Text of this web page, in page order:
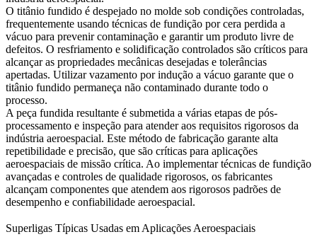
O titânio fundido é despejado no molde sob condições controladas,
frequentemente usando técnicas de fundição por cera perdida a
vácuo para prevenir contaminação e garantir um produto livre de
defeitos. O resfriamento e solidificação controlados são críticos para
alcançar as propriedades mecânicas desejadas e tolerâncias
apertadas. Utilizarvazamento por indução a vácuo garante que o
titânio fundido permaneça não contaminado durante todo o
processo.
A peça fundida resultante é submetida a várias etapas de pós-
processamento e inspeção para atender aos requisitos rigorosos da
indústria aeroespacial. Este método de fabricação garante alta
repetibilidade e precisão, que são críticas para aplicações
aeroespaciais de missão crítica. Ao implementartécnicas de fundição
avançadas e controles de qualidade rigorosos, os fabricantes
alcançam componentes que atendem aos rigorosos padrões de
desempenho e confiabilidade aeroespacial.
Superligas Típicas Usadas em Aplicações Aeroespaciais